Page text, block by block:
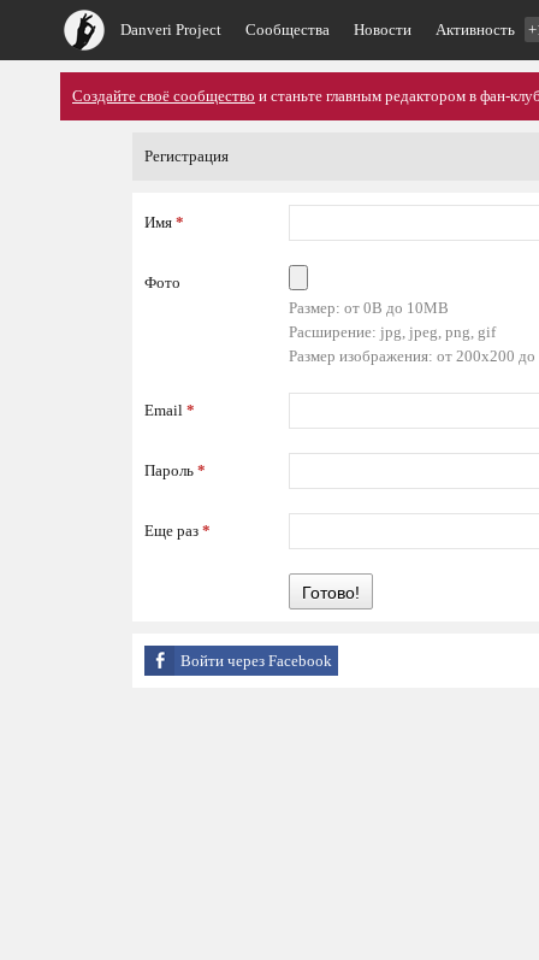
Danveri Project Сообщества Новости Активность
Создайте своё сообщество и станьте главным редактором в фан-
Регистрация
Имя *
Фото
Размер: от 0B до 10MB
Расширение: jpg, jpeg, png, gif
Размер изображения: от 200x200
Email *
Пароль *
Еще раз *
Готово!
Войти через Facebook